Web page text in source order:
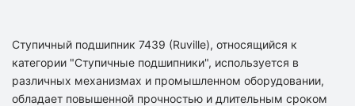
Ступичный подшипник 7439 (Ruville), относящийся к
категории "Ступичные подшипники", используется в
различных механизмах и промышленном оборудовании,
обладает повышенной прочностью и длительным сроком